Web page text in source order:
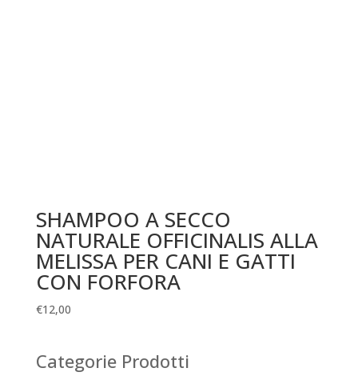
SHAMPOO A SECCO
NATURALE OFFICINALIS ALLA
MELISSA PER CANI E GATTI
CON FORFORA
€12,00
Categorie Prodotti